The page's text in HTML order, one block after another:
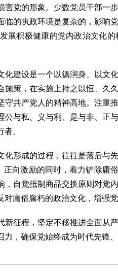
党的形象。少数党员干部一
的执政环境是复杂的，影响
展积极健康的党内政治文化
设是一个以德润身、以文
策，在实施上持之以恒、久
共产党人的精神高地。注重
与私、义与利、是与非、正
。
成的过程，往往是落后与
向激励的同时，着力铲除庸
自觉抵制商品交换原则对党
庸俗腐朽的政治文化，增强
程，坚定不移推进全面从
，确保党始终成为时代先锋